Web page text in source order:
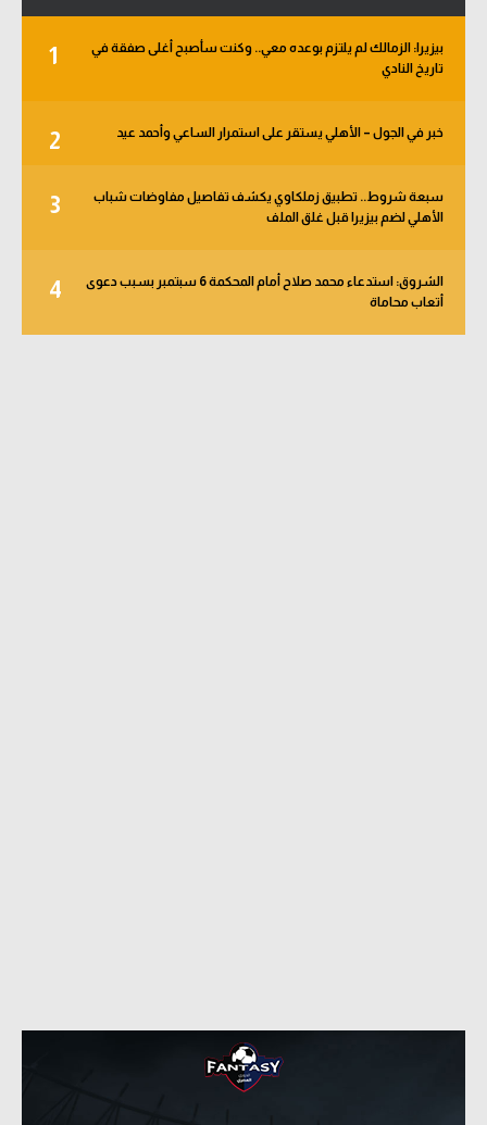
1
بيزيرا: الزمالك لم يلتزم بوعده معي.. وكنت سأصبح أغلى صفقة في
تاريخ النادي
2 خبر في الجول – الأهلي يستقر على استمرار الساعي وأحمد عيد
3
سبعة شروط.. تطبيق زملكاوي يكشف تفاصيل مفاوضات شباب
الأهلي لضم بيزيرا قبل غلق الملف
4
الشروق: استدعاء محمد صلاح أمام المحكمة 6 سبتمبر بسبب دعوى
أتعاب محاماة